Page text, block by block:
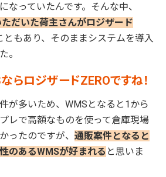
なっていたんです。そんな中、
だいた荷主さんがロジザード
ともあり、そのままシステムを導入
。
らロジザードZEROですね！
が多いため、WMSとなると1から
レで高額なものを使って倉庫現場
ったのですが、 通販案件となると
のあるWMSが好まれる と思いま